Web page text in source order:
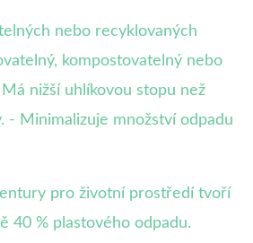
nebo recyklovaných
kompostovatelný nebo
nižší uhlíkovou stopu než
- Minimalizuje množství odpadu
pro životní prostředí tvoří
40 % plastového odpadu.